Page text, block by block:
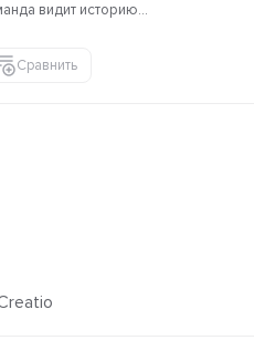
видит историю...
Сравнить